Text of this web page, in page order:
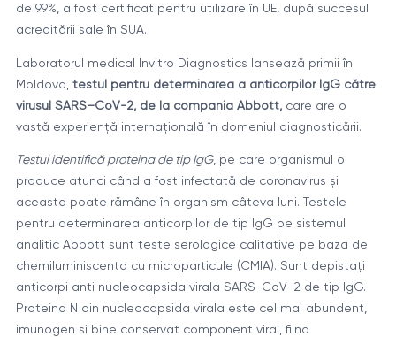
de 99%, a fost certificat pentru utilizare în UE, după succesul
acreditării sale în SUA.
Laboratorul medical Invitro Diagnostics lansează primii în
Moldova, testul pentru determinarea a anticorpilor IgG către
virusul SARS–CoV-2, de la compania Abbott,care are o
vastă experiență internațională în domeniul diagnosticării.
Testul identifică proteina de tip IgG, pe care organismul o
produce atunci când a fost infectată de coronavirus și
aceasta poate rămâne în organism câteva luni. Testele
pentru determinarea anticorpilor de tip IgG pe sistemul
analitic Abbott sunt teste serologice calitative pe baza de
chemiluminiscenta cu microparticule (CMIA). Sunt depistați
anticorpi anti nucleocapsida virala SARS-CoV-2 de tip IgG.
Proteina N din nucleocapsida virala este cel mai abundent,
imunogen si bine conservat component viral, fiind